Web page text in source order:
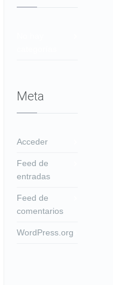
Meta
Acceder
Feed de
entradas
Feed de
comentarios
WordPress.org